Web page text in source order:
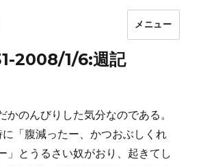
メニュー
2008/1/6:週記
かのんびりした気分なのである。
に「腹減ったー、かつおぶしくれ
」とうるさい奴がおり、起きてし